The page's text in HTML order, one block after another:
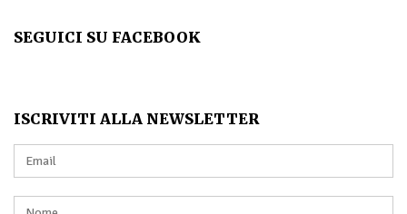
SEGUICI SU FACEBOOK
ISCRIVITI ALLA NEWSLETTER